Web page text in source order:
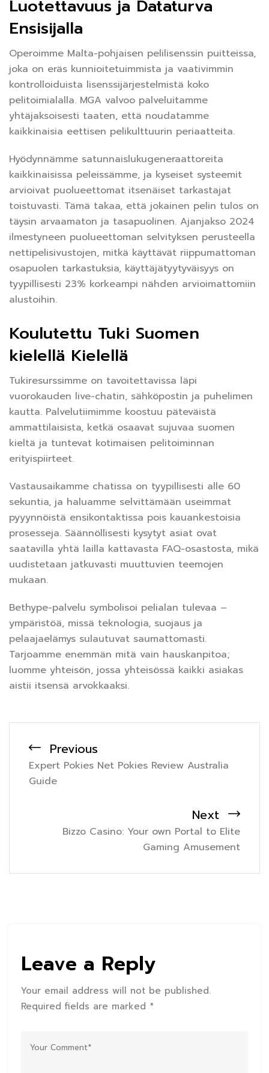
Luotettavuus ja Dataturva
Ensisijalla
Operoimme Malta-pohjaisen pelilisenssin puitteissa,
joka on eräs kunnioitetuimmista ja vaativimmin
kontrolloiduista lisenssijärjestelmistä koko
pelitoimialalla. MGA valvoo palveluitamme
yhtäjaksoisesti taaten, että noudatamme
kaikkinaisia eettisen pelikulttuurin periaatteita.
Hyödynnämme satunnaislukugeneraattoreita
kaikkinaisissa peleissämme, ja kyseiset systeemit
arvioivat puolueettomat itsenäiset tarkastajat
toistuvasti. Tämä takaa, että jokainen pelin tulos on
täysin arvaamaton ja tasapuolinen. Ajanjakso 2024
ilmestyneen puolueettoman selvityksen perusteella
nettipelisivustojen, mitkä käyttävät riippumattoman
osapuolen tarkastuksia, käyttäjätyytyväisyys on
tyypillisesti 23% korkeampi nähden arvioimattomiin
alustoihin.
Koulutettu Tuki Suomen
kielellä Kielellä
Tukiresurssimme on tavoitettavissa läpi
vuorokauden live-chatin, sähköpostin ja puhelimen
kautta. Palvelutiimimme koostuu päteväistä
ammattilaisista, ketkä osaavat sujuvaa suomen
kieltä ja tuntevat kotimaisen pelitoiminnan
erityispiirteet.
Vastausaikamme chatissa on tyypillisesti alle 60
sekuntia, ja haluamme selvittämään useimmat
pyyynnöistä ensikontaktissa pois kauankestoisia
prosesseja. Säännöllisesti kysytyt asiat ovat
saatavilla yhtä lailla kattavasta FAQ-osastosta, mikä
uudistetaan jatkuvasti muuttuvien teemojen
mukaan.
Bethype-palvelu symbolisoi pelialan tulevaa –
ympäristöä, missä teknologia, suojaus ja
pelaajaelämys sulautuvat saumattomasti.
Tarjoamme enemmän mitä vain hauskanpitoa;
luomme yhteisön, jossa yhteisössä kaikki asiakas
aistii itsensä arvokkaaksi.
Previous
Expert Pokies Net Pokies Review Australia
Guide
Next
Bizzo Casino: Your own Portal to Elite
Gaming Amusement
Leave a Reply
Your email address will not be published.
Required fields are marked *